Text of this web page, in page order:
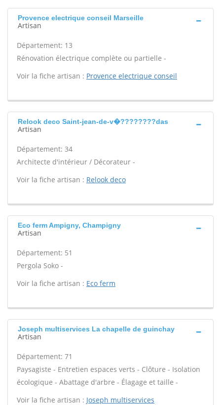
Provence electrique conseil Marseille
Artisan
Département: 13
Rénovation électrique complète ou partielle -
Voir la fiche artisan : Provence electrique conseil
Relook deco Saint-jean-de-v�????????das
Artisan
Département: 34
Architecte d'intérieur / Décorateur -
Voir la fiche artisan : Relook deco
Eco ferm Ampigny, Champigny
Artisan
Département: 51
Pergola Soko -
Voir la fiche artisan : Eco ferm
Joseph multiservices La chapelle de guinchay
Artisan
Département: 71
Paysagiste - Entretien espaces verts - Clôture - Isolation
écologique - Abattage d'arbre - Élagage et taille -
Voir la fiche artisan : Joseph multiservices